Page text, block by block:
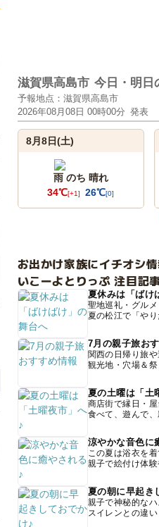
滋賀県高島市 今日・明日
予報地点：滋賀県高島市
2026年08月08日 00時00分 発表
8月8日(土)
雨 のち 晴れ
34℃[+1] 26℃[0]
お出かけ家族にイチオシ
いこーよとりっぷ 注目記
夏休みは「ばけ
聖地巡礼・グル
夏の松江で「や
7月の親子旅お
関西の日帰り旅
観光地・穴場＆
夏の土曜は「土
商店街で縁日・
食べて、遊んで
涼やかな音色に
この夏は浴衣を
親子で絵付け体
夏の朝に早起き
親子で神秘的な
スイレンとの違